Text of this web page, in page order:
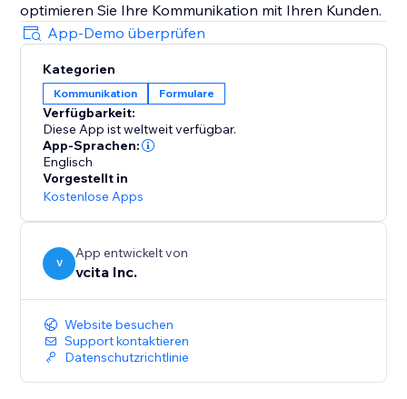
optimieren Sie Ihre Kommunikation mit Ihren Kunden.
App-Demo überprüfen
Kategorien
Kommunikation Formulare
Verfügbarkeit:
Diese App ist weltweit verfügbar.
App-Sprachen:
Englisch
Vorgestellt in
Kostenlose Apps
V
App entwickelt von
vcita Inc.
Website besuchen
Support kontaktieren
Datenschutzrichtlinie